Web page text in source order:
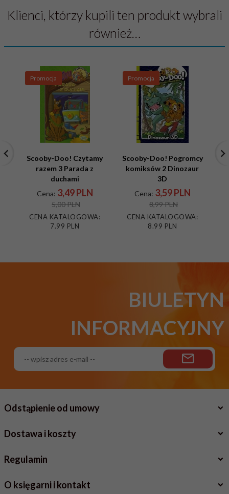
Klienci, którzy kupili ten produkt wybrali
również…
Promocja
Scooby-Doo! Czytamy
razem 3 Parada z
duchami
Cena: 3,49 PLN
5,00 PLN
CENA KATALOGOWA:
7.99 PLN
Promocja
Scooby-Doo! Pogromcy
komiksów 2 Dinozaur
3D
Cena: 3,59 PLN
8,99 PLN
CENA KATALOGOWA:
8.99 PLN
BIULETYN
INFORMACYJNY
Odstąpienie od umowy
Dostawa i koszty
Regulamin
O księgarni i kontakt